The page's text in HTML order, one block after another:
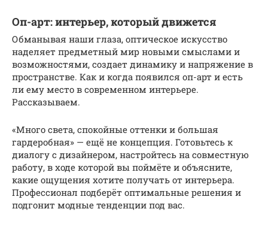
Оп-арт: интерьер, который движется
Обманывая наши глаза, оптическое искусство
наделяет предметный мир новыми смыслами и
возможностями, создает динамику и напряжение в
пространстве. Как и когда появился оп-арт и есть
ли ему место в современном интерьере.
Рассказываем.
«Много света, спокойные оттенки и большая
гардеробная» — ещё не концепция. Готовьтесь к
диалогу с дизайнером, настройтесь на совместную
работу, в ходе которой вы поймёте и объясните,
какие ощущения хотите получать от интерьера.
Профессионал подберёт оптимальные решения и
подгонит модные тенденции под вас.